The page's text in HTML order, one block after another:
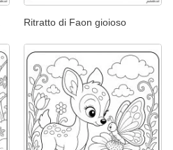
Ritratto di Faon gioioso